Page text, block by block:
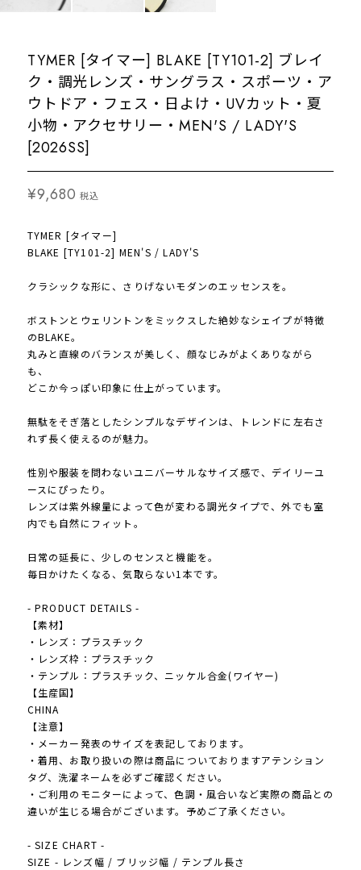
TYMER [タイマー] BLAKE [TY101-2] ブレイ
ク・調光レンズ・サングラス・スポーツ・ア
ウトドア・フェス・日よけ・UVカット・夏
小物・アクセサリー・MEN'S / LADY'S
[2026SS]
¥9,680 税込
TYMER [タイマー]
BLAKE [TY101-2] MEN'S / LADY'S
クラシックな形に、さりげないモダンのエッセンスを。
ボストンとウェリントンをミックスした絶妙なシェイプが特徴
のBLAKE。
丸みと直線のバランスが美しく、顔なじみがよくありながら
も、
どこか今っぽい印象に仕上がっています。
無駄をそぎ落としたシンプルなデザインは、トレンドに左右さ
れず長く使えるのが魅力。
性別や服装を問わないユニバーサルなサイズ感で、デイリーユ
ースにぴったり。
レンズは紫外線量によって色が変わる調光タイプで、外でも室
内でも自然にフィット。
日常の延長に、少しのセンスと機能を。
毎日かけたくなる、気取らない1本です。
- PRODUCT DETAILS -
【素材】
・レンズ：プラスチック
・レンズ枠：プラスチック
・テンプル：プラスチック、ニッケル合金(ワイヤー)
【生産国】
CHINA
【注意】
・メーカー発表のサイズを表記しております。
・着用、お取り扱いの際は商品についておりますアテンション
タグ、洗濯ネームを必ずご確認ください。
・ご利用のモニターによって、色調・風合いなど実際の商品との
違いが生じる場合がございます。予めご了承ください。
- SIZE CHART -
SIZE - レンズ幅 / ブリッジ幅 / テンプル長さ